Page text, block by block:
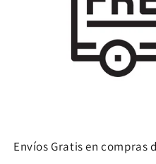
Envíos Gratis en compras